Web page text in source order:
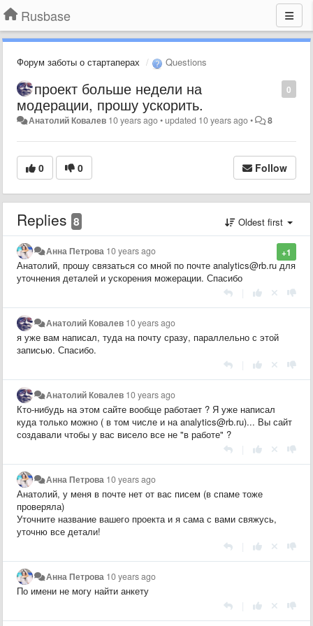
Rusbase
Форум заботы о стартаперах Questions
0
проект больше недели на
модерации, прошу ускорить.
Анатолий Ковалев 10 years ago•updated 10 years ago• 8
0 0 Follow
Replies 8 Oldest first
+1
Анна Петрова 10 years ago
Анатолий, прошу связаться со мной по почте analytics@rb.ru для
уточнения деталей и ускорения можерации. Спасибо
Анатолий Ковалев 10 years ago
я уже вам написал, туда на почту сразу, параллельно с этой
записью. Спасибо.
Анатолий Ковалев 10 years ago
Кто-нибудь на этом сайте вообще работает ? Я уже написал
куда только можно ( в том числе и на analytics@rb.ru)... Вы сайт
создавали чтобы у вас висело все не "в работе" ?
Анна Петрова 10 years ago
Анатолий, у меня в почте нет от вас писем (в спаме тоже
проверяла)
Уточните название вашего проекта и я сама с вами свяжусь,
уточню все детали!
Анна Петрова 10 years ago
По имени не могу найти анкету